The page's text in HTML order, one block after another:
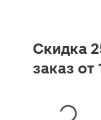
Скидка
заказ от